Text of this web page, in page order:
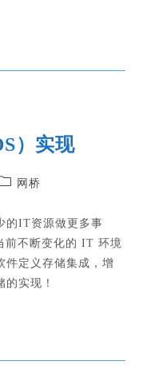
）实现
网桥
的IT资源做更多事
前不断变化的 IT 环境
件定义存储集成，增
实现！